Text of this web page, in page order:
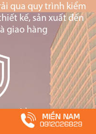
qua quy trình kiểm
kế, sản xuất đến
giao hàng
đầu
và hàng đầu ASEAN